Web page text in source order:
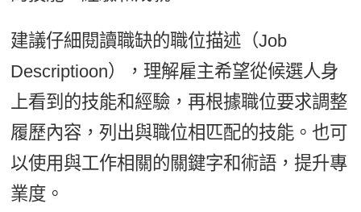
建議仔細閱讀職缺的職位描述（Job
Descriptioon），理解雇主希望從候選人身
上看到的技能和經驗，再根據職位要求調整
履歷內容，列出與職位相匹配的技能。也可
以使用與工作相關的關鍵字和術語，提升專
業度。